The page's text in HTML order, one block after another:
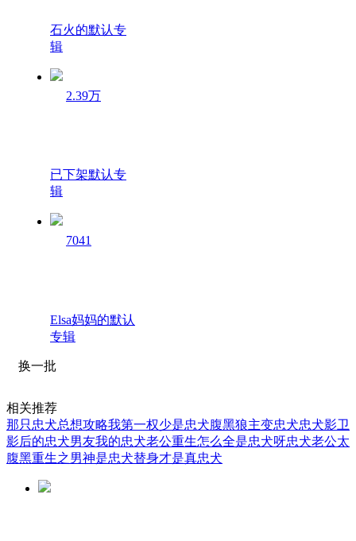
石火的默认专
辑
2.39万
已下架默认专
辑
7041
Elsa妈妈的默认
专辑
换一批
相关推荐
那只忠犬总想攻略我第一权少是忠犬腹黑狼主变忠犬忠犬影卫
影后的忠犬男友我的忠犬老公重生怎么全是忠犬呀忠犬老公太
腹黑重生之男神是忠犬替身才是真忠犬